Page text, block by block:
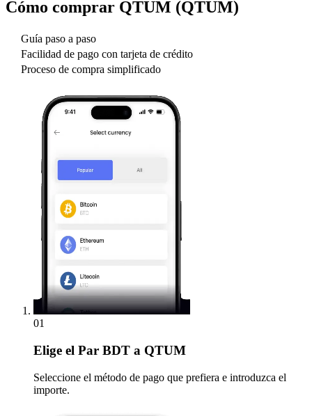
Cómo comprar QTUM (QTUM)
Guía paso a paso
Facilidad de pago con tarjeta de crédito
Proceso de compra simplificado
01
Elige el Par BDT a QTUM
Seleccione el método de pago que prefiera e introduzca el
importe.